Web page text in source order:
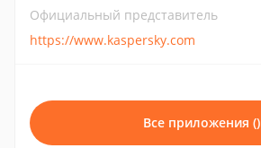
Официальный представитель
https://www.kaspersky.com
Все приложения ()